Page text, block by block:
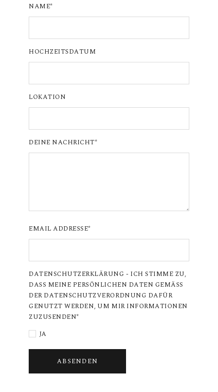
NAME
HOCHZEITSDATUM
LOKATION
DEINE NACHRICHT
EMAIL ADDRESSE
DATENSCHUTZERKLÄRUNG - ICH STIMME ZU,
DASS MEINE PERSÖNLICHEN DATEN GEMÄSS
DER DATENSCHUTZVERORDNUNG DAFÜR
GENUTZT WERDEN, UM MIR INFORMATIONEN
ZUZUSENDEN
JA
ABSENDEN